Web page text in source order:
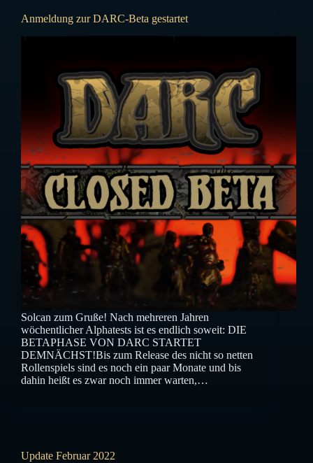
Anmeldung zur DARC-Beta gestartet
Solcan zum Gruße! Nach mehreren Jahren
wöchentlicher Alphatests ist es endlich soweit: DIE
BETAPHASE VON DARC STARTET
DEMNÄCHST!Bis zum Release des nicht so netten
Rollenspiels sind es noch ein paar Monate und bis
dahin heißt es zwar noch immer warten,…
Update Februar 2022